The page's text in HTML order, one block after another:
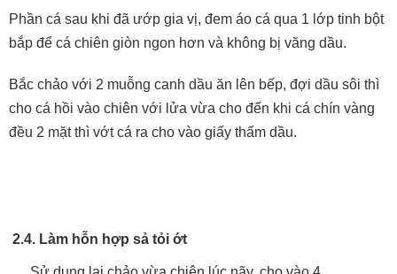
Phần cá sau khi đã ướp gia vị, đem áo cá qua 1 lớp tinh bột
bắp để cá chiên giòn ngon hơn và không bị văng dầu.
Bắc chảo với 2 muỗng canh dầu ăn lên bếp, đợi dầu sôi thì
cho cá hồi vào chiên với lửa vừa cho đến khi cá chín vàng
đều 2 mặt thì vớt cá ra cho vào giấy thấm dầu.
2.4. Làm hỗn hợp sả tỏi ớt